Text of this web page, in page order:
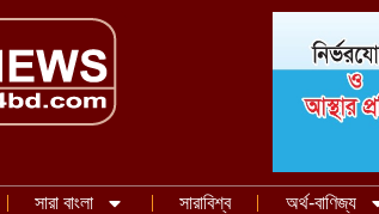
সারা বাংলা সারাবিশ্ব অর্থ-বাণিজ্য